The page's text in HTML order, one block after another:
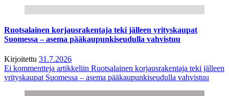
Ruotsalainen korjausrakentaja teki jälleen yrityskaupat
Suomessa – asema pääkaupunkiseudulla vahvistuu
Kirjoitettu 31.7.2026
Ei kommentteja artikkeliin Ruotsalainen korjausrakentaja teki jälleen
yrityskaupat Suomessa – asema pääkaupunkiseudulla vahvistuu